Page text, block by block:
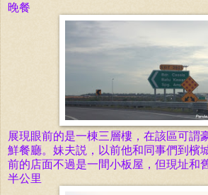
晚餐
展現眼前的是一棟三層樓，在該區可謂
鮮餐廳。妹夫説，以前他和同事們到檳
前的店面不過是一間小板屋，但現址和
半公里